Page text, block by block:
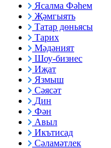
Ясалма Фәһем
Җәмгыять
Татар дөньясы
Тарих
Мәдәният
Шоу-бизнес
Иҗат
Язмыш
Сәясәт
Дин
Фән
Авыл
Икътисад
Сәламәтлек